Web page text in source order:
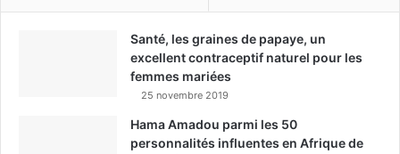
Santé, les graines de papaye, un
excellent contraceptif naturel pour les
femmes mariées
25 novembre 2019
Hama Amadou parmi les 50
personnalités influentes en Afrique de